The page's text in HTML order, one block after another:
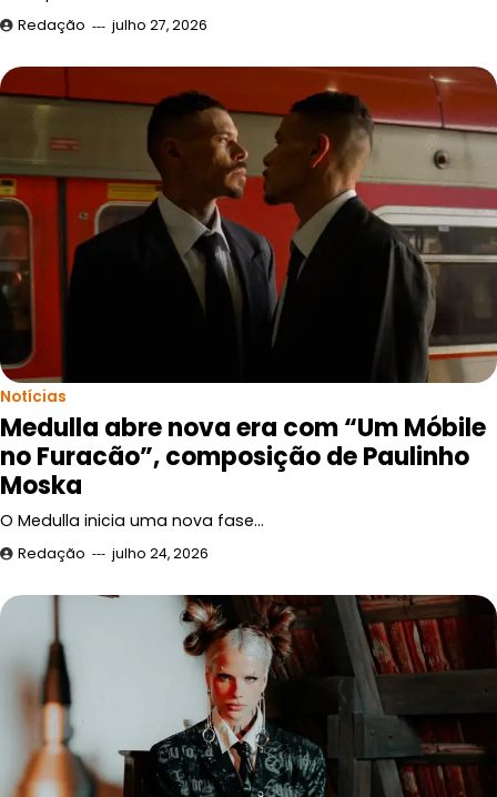
Redação julho 27, 2026
Notícias
Medulla abre nova era com “Um Móbile
no Furacão”, composição de Paulinho
Moska
O Medulla inicia uma nova fase…
Redação julho 24, 2026